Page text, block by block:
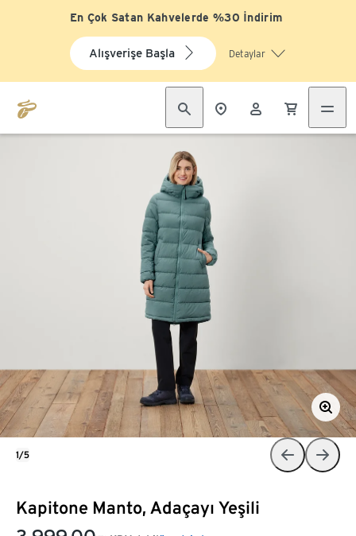
En Çok Satan Kahvelerde %30 İndirim
Alışverişe Başla Detaylar
Kapitone Manto, Adaçayı Yeşili
1/5